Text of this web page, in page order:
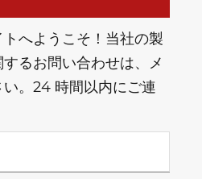
へようこそ！当社の製
るお問い合わせは、メ
。24 時間以内にご連